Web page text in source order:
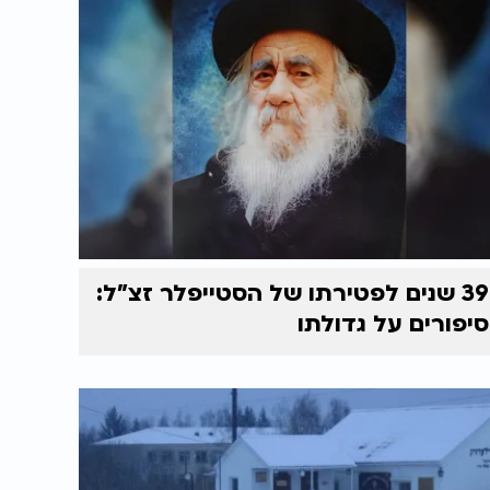
39 שנים לפטירתו של הסטייפלר זצ"ל:
סיפורים על גדולתו